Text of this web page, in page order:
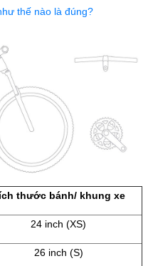
thế nào là đúng?
thước bánh/ khung xe
24 inch (XS)
26 inch (S)